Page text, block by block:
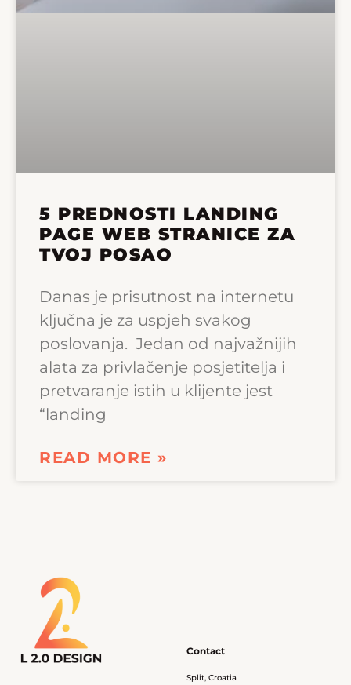
5 PREDNOSTI LANDING
PAGE WEB STRANICE ZA
TVOJ POSAO
Danas je prisutnost na internetu
ključna je za uspjeh svakog
poslovanja. Jedan od najvažnijih
alata za privlačenje posjetitelja i
pretvaranje istih u klijente jest
“landing
READ MORE »
Contact
Split, Croatia